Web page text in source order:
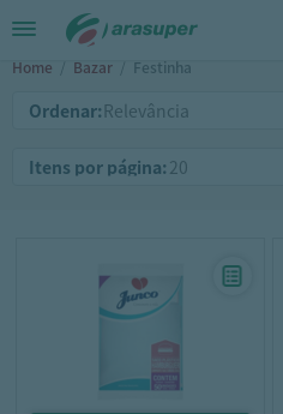
Home / Bazar / Festinha
Ordenar:
Itens por página: